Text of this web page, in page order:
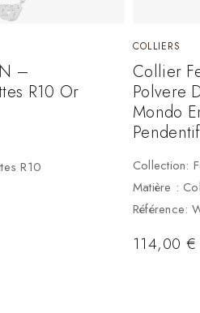
–
R10 Or
R10
COLLIERS
Collier
Polvere
Mondo
Collection:
Matière :
Référence:
114,00 €